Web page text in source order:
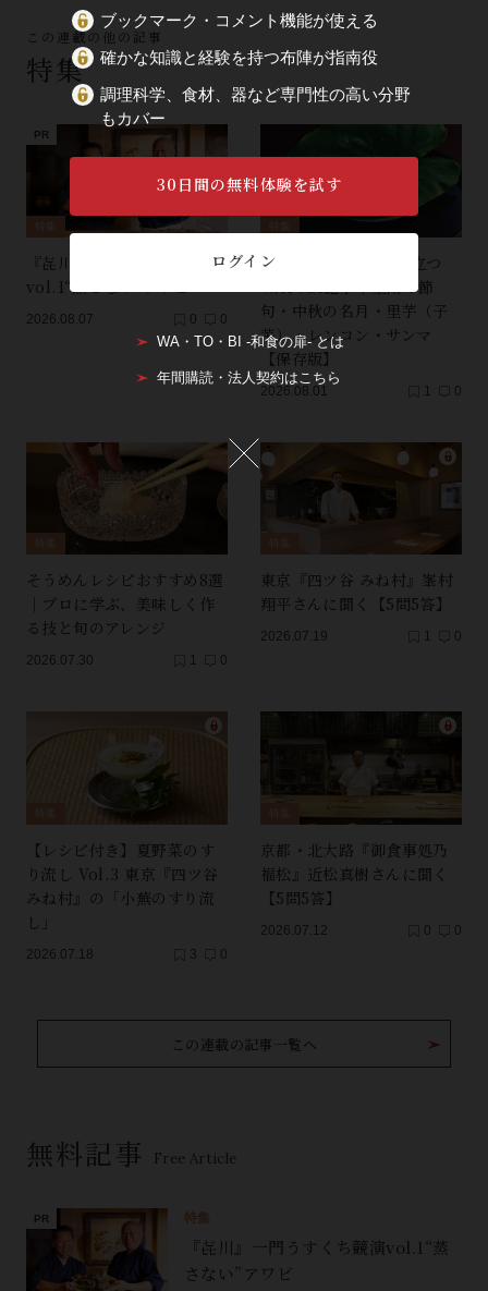
この連載の他の記事
特集
『㐂川』一門うすくち競演
vol.1“蒸さない”アワビ
2026.08.07 0 0
9月の献立づくりに役立つ
WATOBI記事｜重陽の節
句・中秋の名月・里芋（子
芋）・レンコン・サンマ
【保存版】
2026.08.01 1 0
そうめんレシピおすすめ8選
｜プロに学ぶ、美味しく作
る技と旬のアレンジ
2026.07.30 1 0
東京『四ツ谷 みね村』峯村
翔平さんに聞く【5問5答】
2026.07.19 1 0
【レシピ付き】夏野菜のす
り流し Vol.3 東京『四ツ谷
みね村』の「小蕪のすり流
し」
2026.07.18 3 0
京都・北大路『御食事処乃
福松』近松真樹さんに聞く
【5問5答】
2026.07.12 0 0
この連載の記事一覧へ
無料記事 Free Article
特集
『㐂川』一門うすくち競演vol.1“蒸
さない”アワビ
ブックマーク・コメント機能が使える
確かな知識と経験を持つ布陣が指南役
調理科学、食材、器など専門性の高い分野
もカバー
30日間の無料体験を試す
ログイン
WA・TO・BI -和食の扉- とは
年間購読・法人契約はこちら